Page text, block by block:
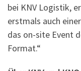
bei KNV Logistik,
erstmals auch
das on-site Event
Format.“